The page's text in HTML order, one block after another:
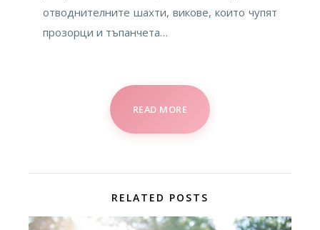
отводнителните шахти, викове, които чупят
прозорци и тъпанчета…
READ MORE
RELATED POSTS